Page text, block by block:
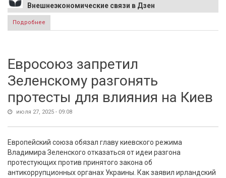
Внешнеэкономические связи в Дзен
Подробнее
американского сенатора
Евросоюз запретил
Зеленскому разгонять
протесты для влияния на Киев
июля 27, 2025 - 09:08
Европейский союза обязал главу киевского режима
Владимира Зеленского отказаться от идеи разгона
протестующих против принятого закона об
антикоррупционных органах Украины. Как заявил ирландский